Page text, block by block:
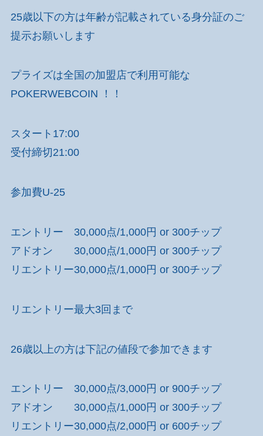
25歳以下の方は年齢が記載されている身分証のご
提示お願いします
プライズは全国の加盟店で利用可能な
POKERWEBCOIN ！！
スタート17:00
受付締切21:00
参加費U-25
エントリー 30,000点/1,000円 or 300チップ
アドオン 30,000点/1,000円 or 300チップ
リエントリー30,000点/1,000円 or 300チップ
リエントリー最大3回まで
26歳以上の方は下記の値段で参加できます
エントリー 30,000点/3,000円 or 900チップ
アドオン 30,000点/1,000円 or 300チップ
リエントリー30,000点/2,000円 or 600チップ